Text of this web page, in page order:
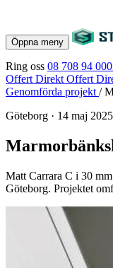
Öppna meny
Ring oss 08 708 94 00
Offert Direkt Offert
Genomförda projekt /
Göteborg · 14 maj 2025
Matt Carrara C i 30
Göteborg. Projektet